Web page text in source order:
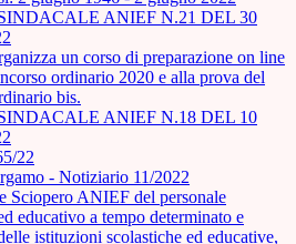
ANIEF N.21 DEL 30
un corso di preparazione on line
ordinario 2020 e alla prova del
bis.
ANIEF N.18 DEL 10
22
- Notiziario 11/2022
Sciopero ANIEF del personale
educativo a tempo determinato e
istituzioni scolastiche ed educative,